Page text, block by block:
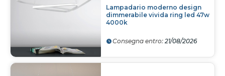
Lampadario moderno design
dimmerabile vivida ring led 47w
4000k
Consegna entro: 21/08/2026